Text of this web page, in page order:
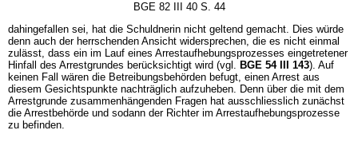
BGE 82 III 40 S. 44
dahingefallen sei, hat die Schuldnerin nicht geltend gemacht. Dies würde
denn auch der herrschenden Ansicht widersprechen, die es nicht einmal
zulässt, dass ein im Lauf eines Arrestaufhebungsprozesses eingetretener
Hinfall des Arrestgrundes berücksichtigt wird (vgl. BGE 54 III 143). Auf
keinen Fall wären die Betreibungsbehörden befugt, einen Arrest aus
diesem Gesichtspunkte nachträglich aufzuheben. Denn über die mit dem
Arrestgrunde zusammenhängenden Fragen hat ausschliesslich zunächst
die Arrestbehörde und sodann der Richter im Arrestaufhebungsprozesse
zu befinden.